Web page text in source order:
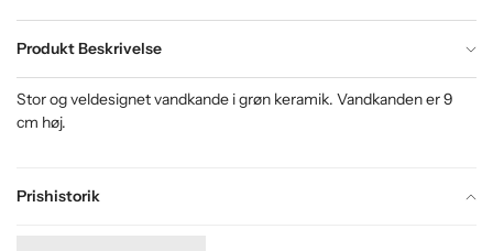
Produkt Beskrivelse
Prishistorik
Stor og veldesignet vandkande i grøn keramik. Vandkanden er 9
cm høj.